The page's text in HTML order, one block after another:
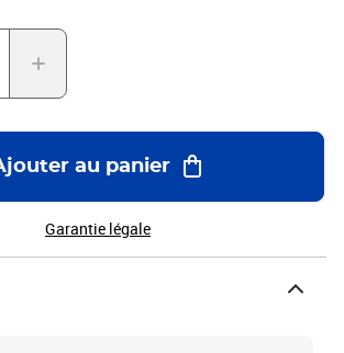
permettent d'embellir les créations grâce à
jolies écritures. Pour l'utiliser, positionner
sur un bloc acrylique prévu à cet effet,
scrapbooking pour réaliser vos plus belles
produit : 9,5 x 6,5 cm.
au panier
Garantie légale